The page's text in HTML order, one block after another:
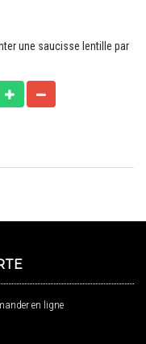
une saucisse lentille par
en ligne